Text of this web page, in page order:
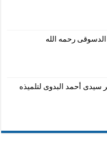
الدسوقى رحمه الله
سيدى أحمد البدوى لتلميذه